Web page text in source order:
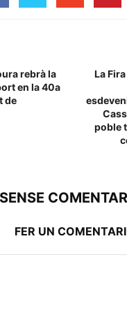
rebrà la
en la 40a
de
La
poble
SENSE
FER UN COMENTARI